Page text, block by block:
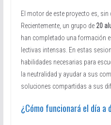
El motor de este proyecto es,
Recientemente, un grupo de 20
han completado una formación
lectivas intensas. En estas
habilidades necesarias para
la neutralidad y ayudar a sus
soluciones compartidas a sus
¿Cómo funcionará el día a